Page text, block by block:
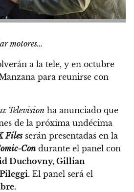
motores…
a la tele, y en octubre
para reunirse con
Television ha anunciado que
de la próxima undécima
Filesserán presentadas en la
Con durante el panel con
Duchovny, Gillian
El panel será el